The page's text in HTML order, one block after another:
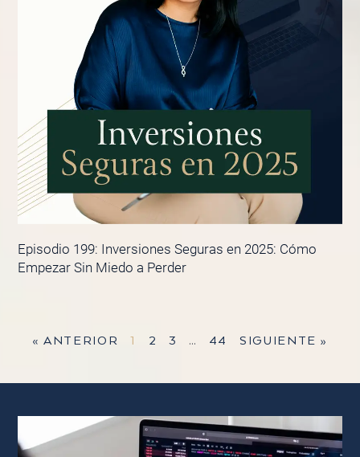
Episodio 199: Inversiones Seguras en 2025: Cómo
Empezar Sin Miedo a Perder
« ANTERIOR 1 2 3 … 44 SIGUIENTE »